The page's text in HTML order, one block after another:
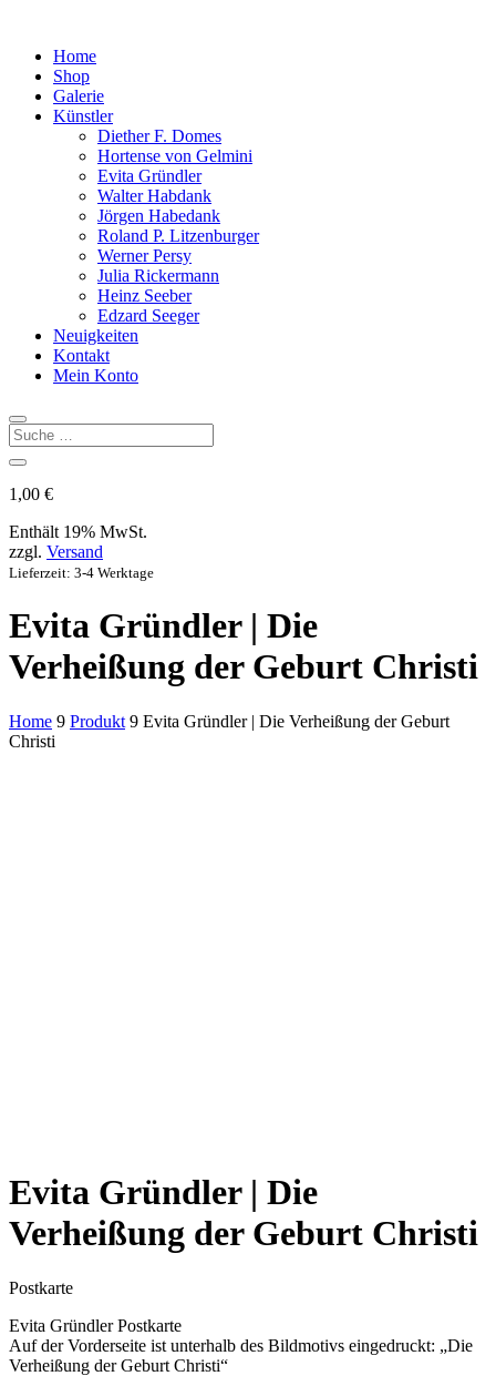
Home
Shop
Galerie
Künstler
Diether F. Domes
Hortense von Gelmini
Evita Gründler
Walter Habdank
Jörgen Habedank
Roland P. Litzenburger
Werner Persy
Julia Rickermann
Heinz Seeber
Edzard Seeger
Neuigkeiten
Kontakt
Mein Konto
1,00 €
Enthält 19% MwSt.
zzgl. Versand
Lieferzeit: 3-4 Werktage
Evita Gründler | Die
Verheißung der Geburt Christi
Home 9 Produkt 9 Evita Gründler | Die Verheißung der Geburt
Christi
Evita Gründler | Die
Verheißung der Geburt Christi
Postkarte
Evita Gründler Postkarte
Auf der Vorderseite ist unterhalb des Bildmotivs eingedruckt: „Die
Verheißung der Geburt Christi“